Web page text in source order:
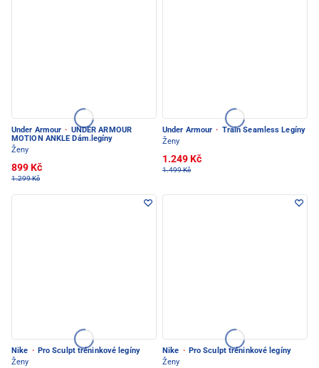
Under Armour · UNDER ARMOUR
MOTION ANKLE Dám.legíny
Ženy
899 Kč
1.299 Kč
Under Armour · Train Seamless Legíny
Ženy
1.249 Kč
1.499 Kč
Nike · Pro Sculpt tréninkové legíny
Ženy
Nike · Pro Sculpt tréninkové legíny
Ženy